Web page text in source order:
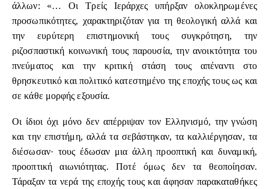
άλλων: «… Οι Τρείς Ιεράρχες υπήρξαν ολοκληρωμένες
προσωπικότητες, χαρακτηριζόταν για τη θεολογική αλλά και
την ευρύτερη επιστημονική τους συγκρότηση, την
ριζοσπαστική κοινωνική τους παρουσία, την ανοικτότητα του
πνεύματος και την κριτική στάση τους απέναντι στο
θρησκευτικό και πολιτικό κατεστημένο της εποχής τους ως και
σε κάθε μορφής εξουσία.
Οι ίδιοι όχι μόνο δεν απέρριψαν τον Ελληνισμό, την γνώση
και την επιστήμη, αλλά τα σεβάστηκαν, τα καλλιέργησαν, τα
διέσωσαν· τους έδωσαν μια άλλη προοπτική και δυναμική,
προοπτική αιωνιότητας. Ποτέ όμως δεν τα θεοποίησαν.
Τάραξαν τα νερά της εποχής τους και άφησαν παρακαταθήκες